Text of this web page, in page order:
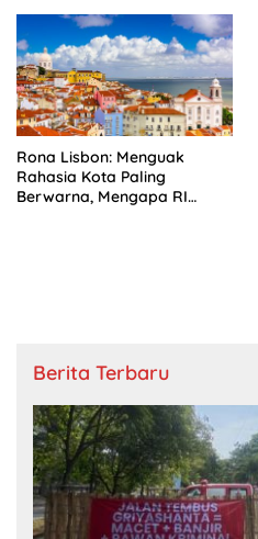
Rona Lisbon: Menguak
Rahasia Kota Paling
Berwarna, Mengapa RI
Berita Terbaru